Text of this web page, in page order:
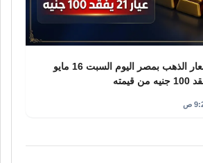
هبوط حاد في أسعار الذهب بمصر اليوم السبت 16 مايو